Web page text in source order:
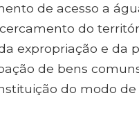
de acesso a
do
expropriação e da
de bens
do modo de